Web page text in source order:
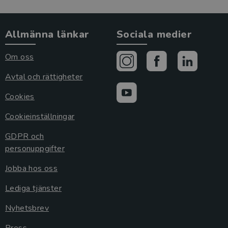
Allmänna länkar
Om oss
Avtal och rättigheter
Cookies
Cookieinställningar
GDPR och
personuppgifter
Jobba hos oss
Lediga tjänster
Nyhetsbrev
Sociala medier